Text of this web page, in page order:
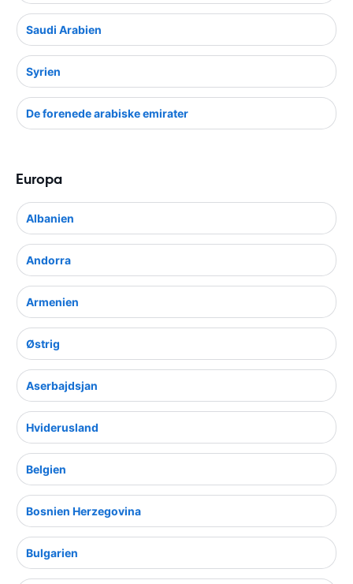
Saudi Arabien
Syrien
De forenede arabiske emirater
Europa
Albanien
Andorra
Armenien
Østrig
Aserbajdsjan
Hviderusland
Belgien
Bosnien Herzegovina
Bulgarien